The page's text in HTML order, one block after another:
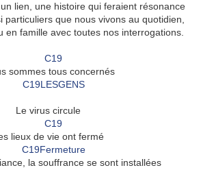
lien, une histoire qui feraient résonance
particuliers que nous vivons au quotidien,
en famille avec toutes nos interrogations.
sommes tous concernés
Le virus circule
lieux de vie ont fermé
la souffrance se sont installées